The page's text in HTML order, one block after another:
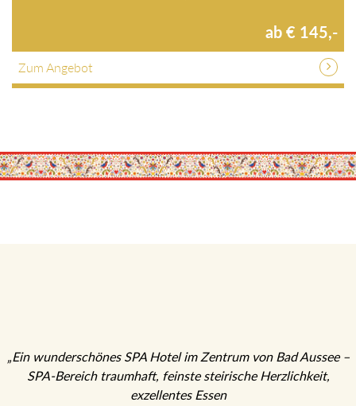
ab € 145,-
Zum Angebot
„Ein wunderschönes SPA Hotel im Zentrum von Bad Aussee –
SPA-Bereich traumhaft, feinste steirische Herzlichkeit,